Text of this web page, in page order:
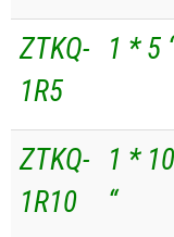
ZTKQ-
1R5
1 * 5
ZTKQ-
1R10
1 * 10
“